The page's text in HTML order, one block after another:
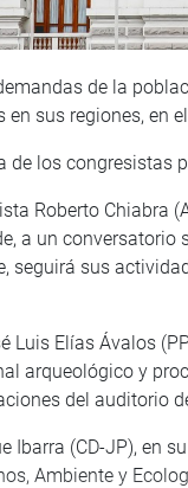
de la
sus regiones, en
de los congresistas
Roberto Chiabra
a un
seguirá sus
Luis Elías Ávalos
arqueológico y
del auditorio
Ibarra (CD-JP), en
Ambiente y